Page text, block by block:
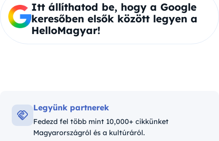
Itt állíthatod be, hogy a Google
keresőben elsők között legyen a
HelloMagyar!
Legyünk partnerek
Fedezd fel több mint 10,000+ cikkünket
Magyarországról és a kultúráról.